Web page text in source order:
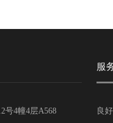
号4幢4层A568
服
良